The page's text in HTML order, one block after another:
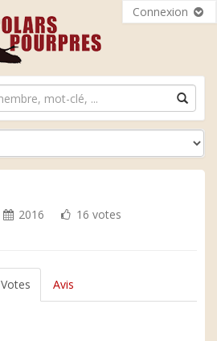
Connexion
2016 16 votes
Votes Avis